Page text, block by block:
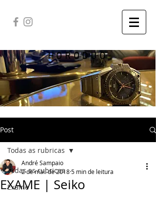
HORODUO
Post
Todas as rubricas
Exame
Todas as rubricas
EXAME | Seiko
André Sampaio
2 de mai. de 20185 min de leitura